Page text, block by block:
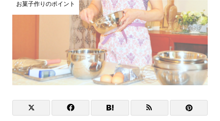
お菓子作りのポイント